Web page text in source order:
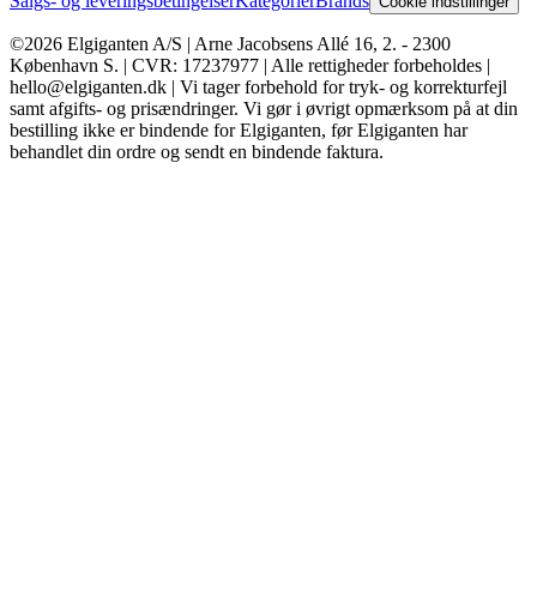
©2026 Elgiganten A/S | Arne Jacobsens Allé 16, 2. - 2300
København S. | CVR: 17237977 | Alle rettigheder forbeholdes |
hello@elgiganten.dk | Vi tager forbehold for tryk- og korrekturfejl
samt afgifts- og prisændringer. Vi gør i øvrigt opmærksom på at din
bestilling ikke er bindende for Elgiganten, før Elgiganten har
behandlet din ordre og sendt en bindende faktura.